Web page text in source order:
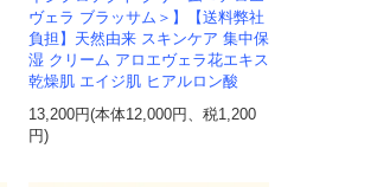
ヴェラ ブラッサム＞】【送料弊社
負担】天然由来 スキンケア 集中保
湿 クリーム アロエヴェラ花エキス
乾燥肌 エイジ肌 ヒアルロン酸
13,200円(本体12,000円、税1,200
円)